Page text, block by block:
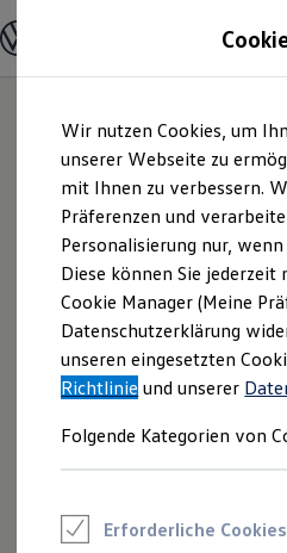
Hauptinhalt
springen
Footer
springen
Modelle und Konfigurator
Modelle vergleichen
Elektroautos
ENERGY
Nutzfahrzeuge
SUV und CUV
Familienautos
Kombis
Kompaktwagen
Sportwagen
Schnell verfügbare
Angebote und Produkte
Aktuelle Angebote
E-Auto-Förderung
Volkswagen
Junge
Saisonangebote
Wir nutzen Cookies, um
unserer Webseite zu
mit Ihnen zu verbessern.
Präferenzen und
Personalisierung nur,
Diese können Sie
Cookie Manager (Meine
Datenschutzerklärung
unseren eingesetzten
Richtlinie und unserer
Folgende Kategorien von
Erforderliche Cookies